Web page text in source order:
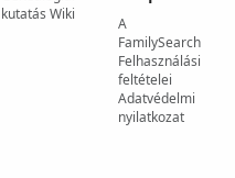
kutatás Wiki
A
FamilySearch
Felhasználási
feltételei
Adatvédelmi
nyilatkozat